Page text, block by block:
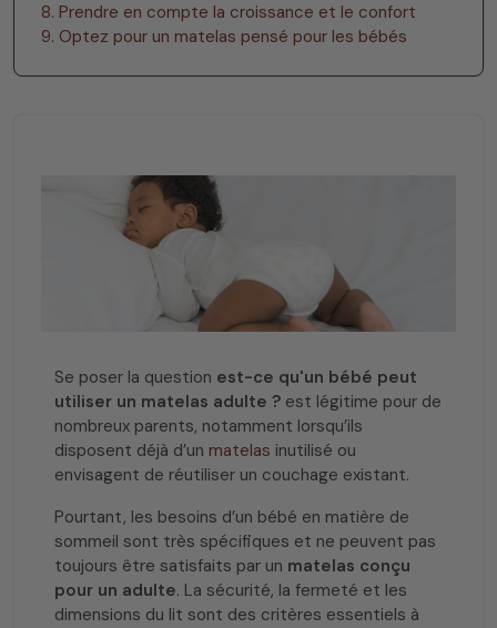
8. Prendre en compte la croissance et le confort
9. Optez pour un matelas pensé pour les bébés
Se poser la question est-ce qu'un bébé peut
utiliser un matelas adulte ? est légitime pour de
nombreux parents, notamment lorsqu’ils
disposent déjà d’un matelas inutilisé ou
envisagent de réutiliser un couchage existant.
Pourtant, les besoins d’un bébé en matière de
sommeil sont très spécifiques et ne peuvent pas
toujours être satisfaits par un matelas conçu
pour un adulte. La sécurité, la fermeté et les
dimensions du lit sont des critères essentiels à